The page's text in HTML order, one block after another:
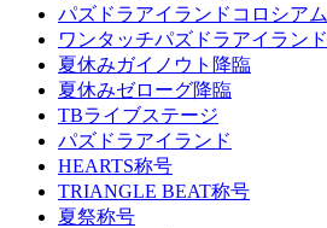
パズドラアイランドコロシアム
ワンタッチパズドラアイランド
夏休みガイノウト降臨
夏休みゼローグ降臨
TBライブステージ
パズドラアイランド
HEARTS称号
TRIANGLE BEAT称号
夏祭称号